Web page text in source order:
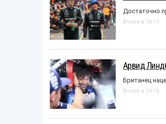
Достаточно
Вчера в 16:17
Арвид
Британец
Вчера в 15:16